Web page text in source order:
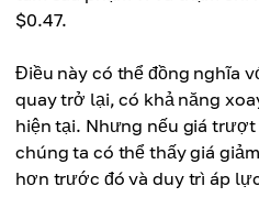
$0.47.
Điều này có thể đồng nghĩa
quay trở lại, có khả năng
hiện tại. Nhưng nếu giá
chúng ta có thể thấy giá
hơn trước đó và duy trì áp